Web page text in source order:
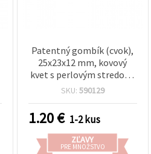
Patentný gombík (cvok),
25x23x12 mm, kovový
kvet s perlovým stredom,
mix farieb
SKU: 590129
1.20€ 1-2 kus
ZĽAVY
PRE MNOŽSTVO